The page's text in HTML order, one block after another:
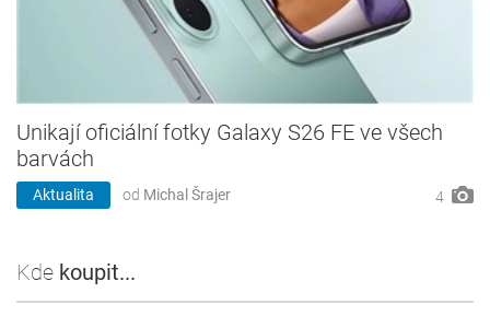
Unikají oficiální fotky Galaxy S26 FE ve všech
barvách
Aktualita od Michal Šrajer 4
Kde koupit...